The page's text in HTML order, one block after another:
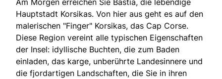
Hauptstadt Korsikas. Von hier aus geht es auf den
malerischen "Finger" Korsikas, das Cap Corse.
Diese Region vereint alle typischen Eigenschaften
der Insel: idyllische Buchten, die zum Baden
einladen, das karge, unberührte Landesinnere und
die fjordartigen Landschaften, die Sie in ihren